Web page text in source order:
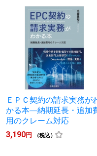
ＥＰＣ契約の請求実務が
かる本―納期延長・追加
用のクレーム対応
3,190円 （税込）